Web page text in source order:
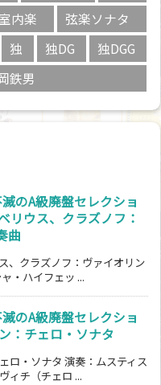
室内楽
弦楽ソナタ
独 独DG
独DGG
鉄男
のA級廃盤セレクショ
リウス、クラズノフ：
曲
、クラズノフ：ヴァイオリン
・ハイフェッ ...
のA級廃盤セレクショ
：チェロ・ソナタ
ロ・ソナタ 演奏：ムスティス
ィチ（チェロ ...